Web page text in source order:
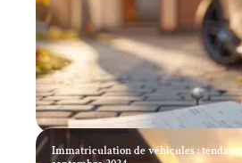
Immatriculation de véhicules :